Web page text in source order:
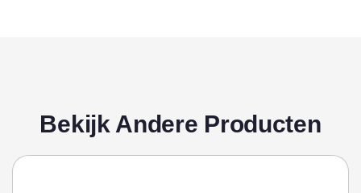
Bekijk Andere Producten